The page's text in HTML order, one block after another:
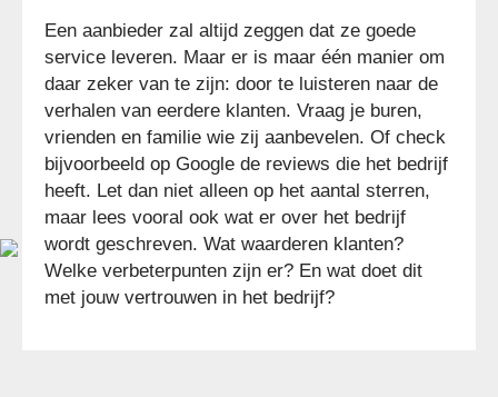
Een aanbieder zal altijd zeggen dat ze goede
service leveren. Maar er is maar één manier om
daar zeker van te zijn: door te luisteren naar de
verhalen van eerdere klanten. Vraag je buren,
vrienden en familie wie zij aanbevelen. Of check
bijvoorbeeld op Google de reviews die het bedrijf
heeft. Let dan niet alleen op het aantal sterren,
maar lees vooral ook wat er over het bedrijf
wordt geschreven. Wat waarderen klanten?
Welke verbeterpunten zijn er? En wat doet dit
met jouw vertrouwen in het bedrijf?